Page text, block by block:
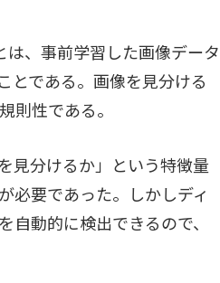
、事前学習した画像データ
とである。画像を見分ける
則性である。
見分けるか」という特徴量
必要であった。しかしディ
動的に検出できるので、